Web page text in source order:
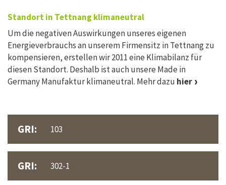
Standort in Tettnang klimaneutral
Um die negativen Auswirkungen unseres eigenen
Energieverbrauchs an unserem Firmensitz in Tettnang zu
kompensieren, erstellen wir 2011 eine Klimabilanz für
diesen Standort. Deshalb ist auch unsere Made in
Germany Manufaktur klimaneutral. Mehr dazu hier
GRI: 103
GRI: 302-1